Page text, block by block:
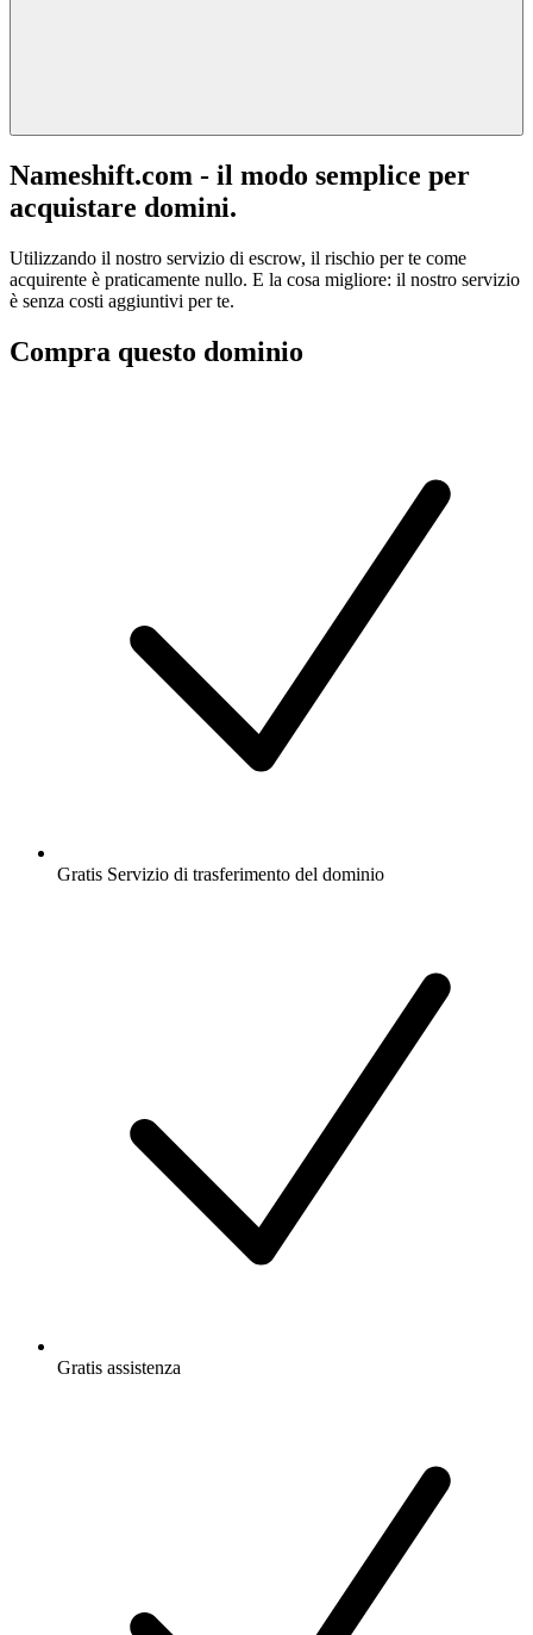
Nameshift.com - il modo semplice per
acquistare domini.
Utilizzando il nostro servizio di escrow, il rischio per te come
acquirente è praticamente nullo. E la cosa migliore: il nostro servizio
è senza costi aggiuntivi per te.
Compra questo dominio
Gratis Servizio di trasferimento del dominio
Gratis assistenza